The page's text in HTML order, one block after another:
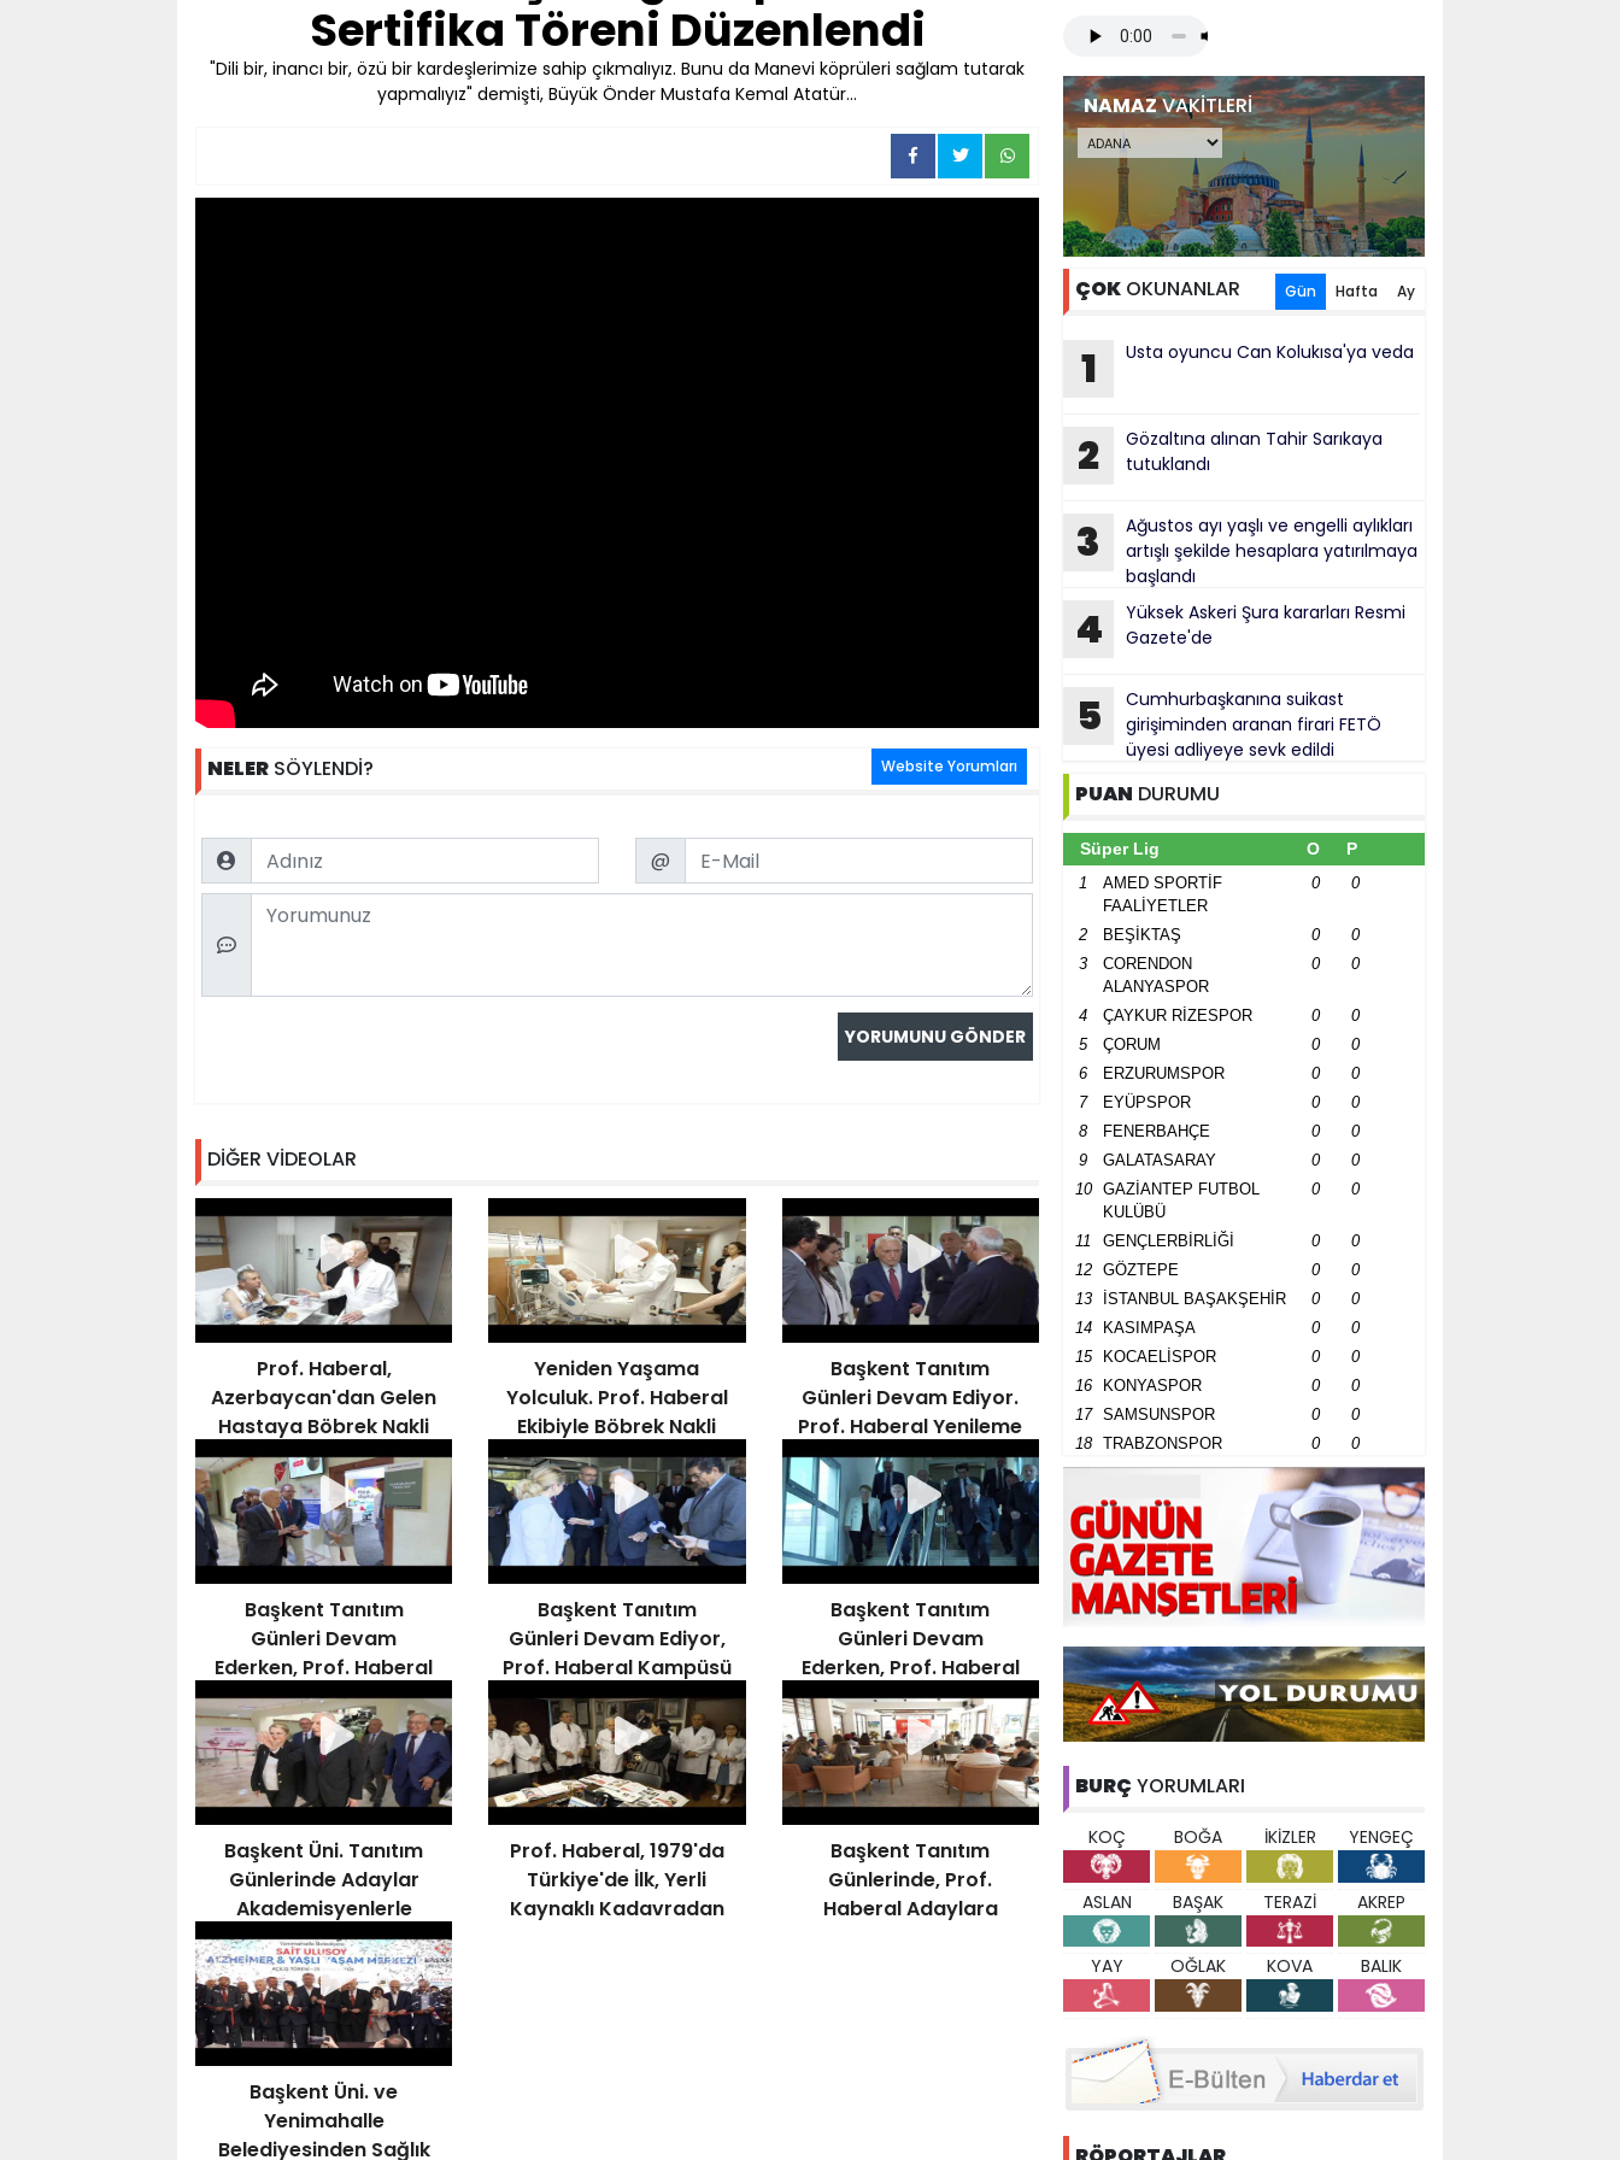
Sertifika Töreni Düzenlendi
"Dili bir, inancı bir, özü bir kardeşlerimize sahip çıkmalıyız. Bunu da Manevi köprüleri sağlam tutarak
yapmalıyız" demişti, Büyük Önder Mustafa Kemal Atatür...
NELER SÖYLENDİ? Website Yorumları
Name Email
@
Comment
DİĞER VİDEOLAR
Prof. Haberal,
Azerbaycan'dan Gelen
Hastaya Böbrek Nakli
Gerçekleştirdi,
Kampüsü Ziyaret Etti
Yeniden Yaşama
Yolculuk. Prof. Haberal
Ekibiyle Böbrek Nakli
Gerçekleştirdi
Başkent Tanıtım
Günleri Devam Ediyor.
Prof. Haberal Yenileme
Çalışmalarını Denetledi
Başkent Tanıtım
Günleri Devam
Ederken, Prof. Haberal
Kampüste
İncelemelerde Bulundu
Başkent Tanıtım
Günleri Devam Ediyor,
Prof. Haberal Kampüsü
Ziyaret Etti
Başkent Tanıtım
Günleri Devam
Ederken, Prof. Haberal
Yenileme Çalışmalarını
Denetledi
Başkent Üni. Tanıtım
Günlerinde Adaylar
Akademisyenlerle
Buluşuyor
Prof. Haberal, 1979'da
Türkiye'de İlk, Yerli
Kaynaklı Kadavradan
Başkent Tanıtım
Günlerinde, Prof.
Haberal Adaylara
Başkent Üni. ve
Yenimahalle
Belediyesinden Sağlık
NAMAZVAKİTLERİ
ÇOK OKUNANLAR Gün Hafta Ay
1 Usta oyuncu Can Kolukısa'ya veda
2
Gözaltına alınan Tahir Sarıkaya
tutuklandı
3
Ağustos ayı yaşlı ve engelli aylıkları
artışlı şekilde hesaplara yatırılmaya
başlandı
4
Yüksek Askeri Şura kararları Resmi
Gazete'de
5
Cumhurbaşkanına suikast
girişiminden aranan firari FETÖ
üyesi adliyeye sevk edildi
PUAN DURUMU
Süper Lig O P
1
AMED SPORTİF
FAALİYETLER
0 0
2 BEŞİKTAŞ 0
0
3
CORENDON
ALANYASPOR
0 0
4 ÇAYKUR RİZESPOR 0
0
5
ÇORUM 0
0
6
ERZURUMSPOR 0
0
7
EYÜPSPOR 0
0
8
FENERBAHÇE 0
0
9
GALATASARAY 0
0
10
GAZİANTEP FUTBOL
KULÜBÜ
0 0
11 GENÇLERBİRLİĞİ 0
0
12
GÖZTEPE 0
0
13
İSTANBUL BAŞAKŞEHİR 0
0
14
KASIMPAŞA 0
0
15
KOCAELİSPOR 0
0
16
KONYASPOR 0
0
17
SAMSUNSPOR 0
0
18
TRABZONSPOR 0 0
BURÇ YORUMLARI
KOÇ BOĞA İKİZLER YENGEÇ
ASLAN BAŞAK TERAZİ AKREP
YAY OĞLAK KOVA BALIK